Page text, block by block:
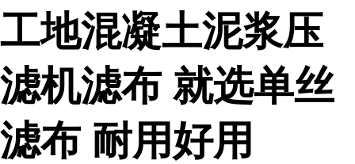
工地混凝土泥浆压
滤机滤布 就选单丝
滤布 耐用好用